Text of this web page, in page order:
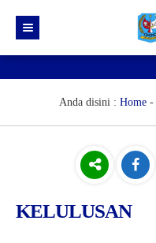
Konsentrasi Keahlian
Akuntansi Lembaga
Manajemen Perkantoran
INFO SPMB
Anda disini : Home-
KELULUSAN